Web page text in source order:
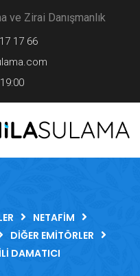
ve Zirai Danışmanlık
17 66
NETAFIM
DIĞER EMITÖRLER
DAMATICI